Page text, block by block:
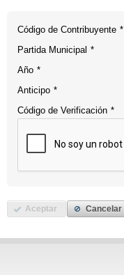
Código de Contribuyente *
Partida Municipal *
Año *
Anticipo *
Código de Verificación *
Aceptar Cancelar